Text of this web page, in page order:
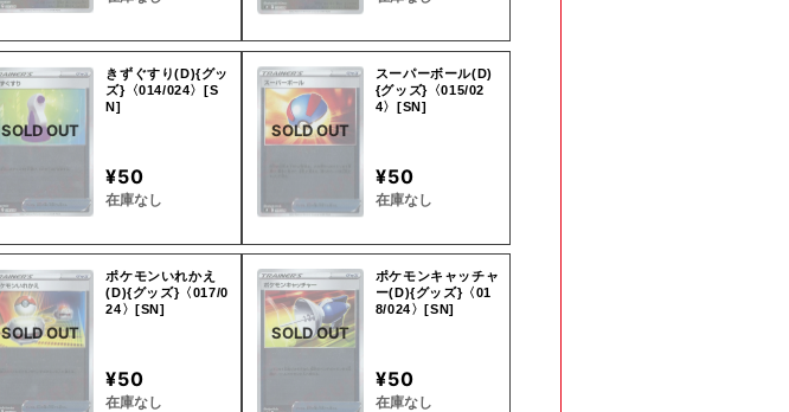
SOLD OUT
きずぐすり(D){グッ
ズ}〈014/024〉[S
N]
¥50
在庫なし
SOLD OUT
スーパーボール(D)
{グッズ}〈015/02
4〉[SN]
¥50
在庫なし
SOLD OUT
ポケモンいれかえ
(D){グッズ}〈017/0
24〉[SN]
¥50
在庫なし
SOLD OUT
ポケモンキャッチャ
ー(D){グッズ}〈01
8/024〉[SN]
¥50
在庫なし